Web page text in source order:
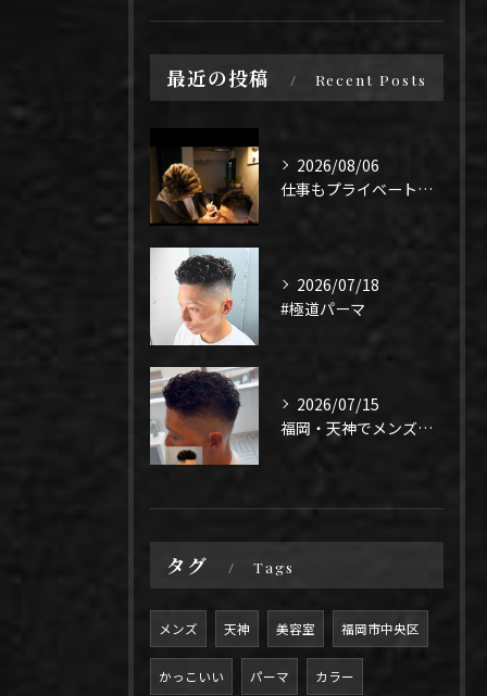
最近の投稿 Recent Posts
2026/08/06
仕事もプライベートも上手く1年、になるよう頑張りたい！
2026/07/18
#極道パーマ
2026/07/15
福岡・天神でメンズパーマ迷ってる人✂️
タグ Tags
メンズ 天神 美容室 福岡市中央区
かっこいい パーマ カラー